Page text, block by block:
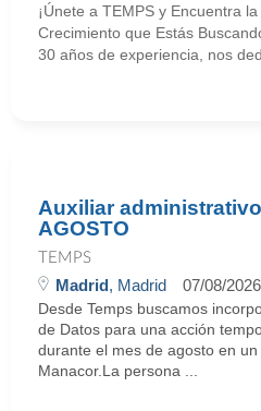
¡Únete a TEMPS y Encuentra
Crecimiento que Estás
30 años de experiencia, nos
Auxiliar
AGOSTO
TEMPS
Madrid, Madrid 07/08/2026
Desde Temps buscamos
de Datos para una acción
durante el mes de agosto en
Manacor.La persona ...